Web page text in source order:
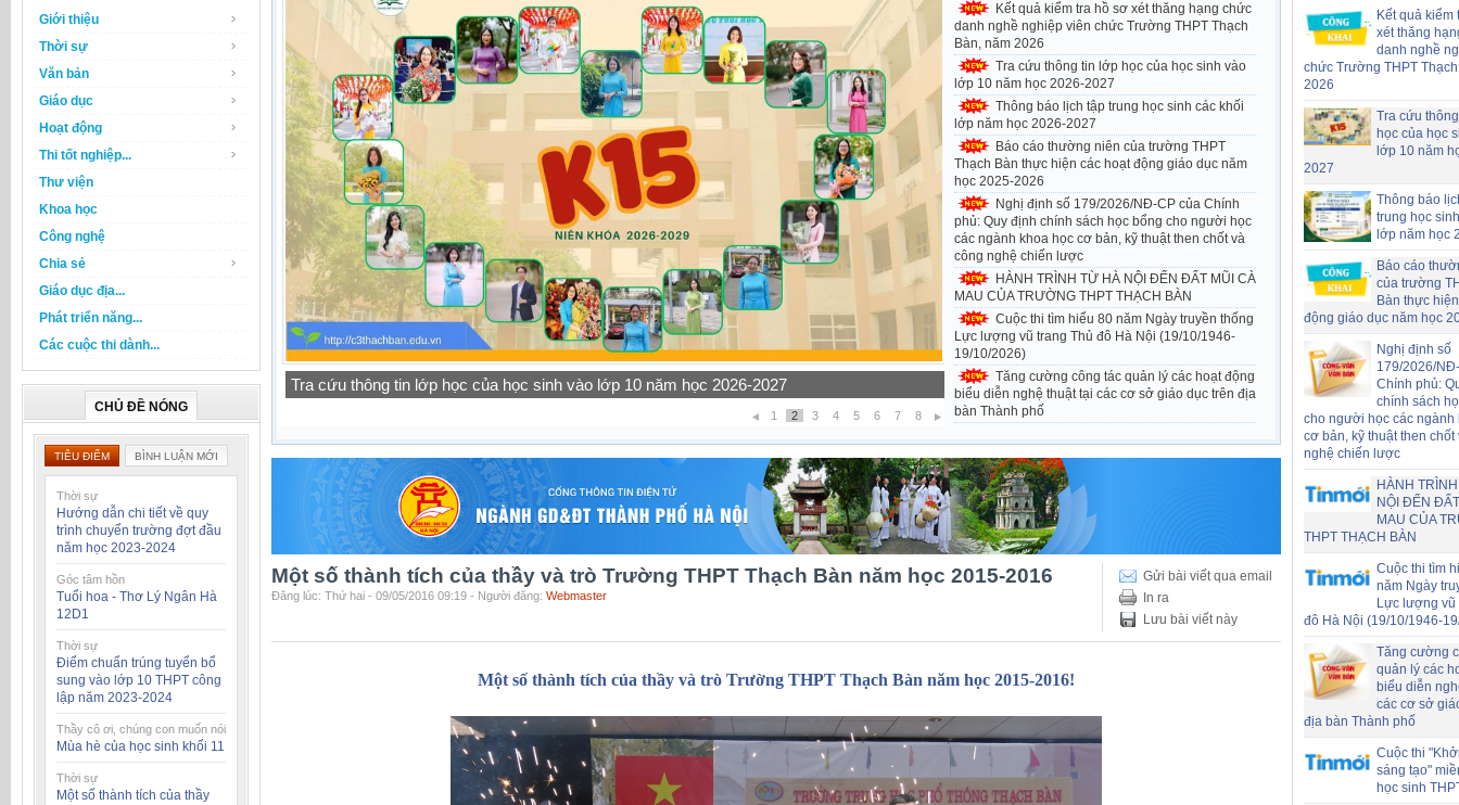
Giới thiệu
Thời sự
Văn bản
Giáo dục
Hoạt động
Thi tốt nghiệp...
Thư viện
Khoa học
Công nghệ
Chia sẻ
Giáo dục địa...
Phát triển năng...
Các cuộc thi dành...
CHỦ ĐỀ NÓNG
TIÊU ĐIỂM BÌNH LUẬN MỚI
Thời sự
Hướng dẫn chi tiết về quy
trình chuyển trường đợt đầu
năm học 2023-2024
Góc tâm hồn
Tuổi hoa - Thơ Lý Ngân Hà
12D1
Thời sự
Điểm chuẩn trúng tuyển bổ
sung vào lớp 10 THPT công
lập năm 2023-2024
Thầy cô ơi, chúng con muốn nói
Mùa hè của học sinh khối 11
Thời sự
Một số thành tích của thầy
Thông báo lịch tập trung học sinh các khối lớp năm học 2026-2027
1 2 3 4 5 6 7 8
Kết quả kiểm tra hồ sơ xét thăng hạng chức
danh nghề nghiệp viên chức Trường THPT Thạch
Bàn, năm 2026
Tra cứu thông tin lớp học của học sinh vào
lớp 10 năm học 2026-2027
Thông báo lịch tập trung học sinh các khối
lớp năm học 2026-2027
Báo cáo thường niên của trường THPT
Thạch Bàn thực hiện các hoạt động giáo dục năm
học 2025-2026
Nghị định số 179/2026/NĐ-CP của Chính
phủ: Quy định chính sách học bổng cho người học
các ngành khoa học cơ bản, kỹ thuật then chốt và
công nghệ chiến lược
HÀNH TRÌNH TỪ HÀ NỘI ĐẾN ĐẤT MŨI CÀ
MAU CỦA TRƯỜNG THPT THẠCH BÀN
Cuộc thi tìm hiểu 80 năm Ngày truyền thống
Lực lượng vũ trang Thủ đô Hà Nội (19/10/1946-
19/10/2026)
Tăng cường công tác quản lý các hoạt động
biểu diễn nghệ thuật tại các cơ sở giáo dục trên địa
bàn Thành phố
Gửi bài viết qua email
In ra
Lưu bài viết này
Một số thành tích của thầy và trò Trường THPT Thạch Bàn năm học 2015-2016
Đăng lúc: Thứ hai - 09/05/2016 09:19 - Người đăng: Webmaster
Một số thành tích của thầy và trò Trường THPT Thạch Bàn năm học 2015-2016!
Kết quả kiểm
xét thăng
danh nghề
chức Trường THPT
2026
Tra cứu
học của học
lớp 10 năm
2027
Thông báo
trung học
lớp năm học
Báo cáo
của trường
Bàn thực
động giáo dục năm học
Nghị định số
179/2026/
Chính phủ:
chính sách
cho người học các ngành
cơ bản, kỹ thuật then chốt
nghệ chiến lược
HÀNH
NỘI ĐẾN
MAU CỦA
THPT THẠCH BÀN
Cuộc thi tìm
năm Ngày
Lực lượng vũ
đô Hà Nội (19/10/1946-
Tăng cường
quản lý các
biểu diễn
các cơ sở
địa bàn Thành phố
Cuộc thi
sáng tạo"
học sinh